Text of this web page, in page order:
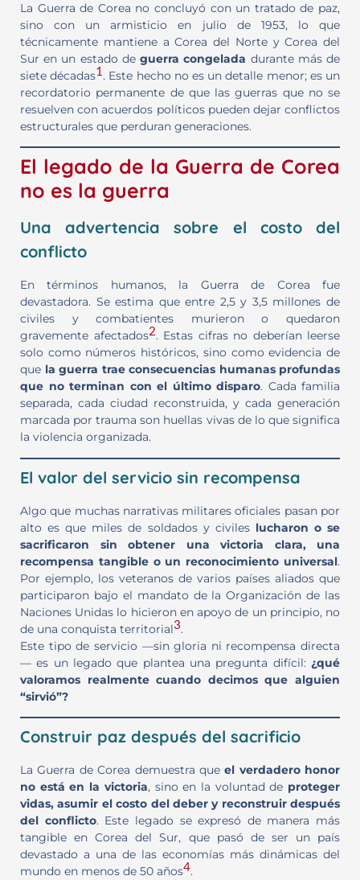
La Guerra de Corea no concluyó con un tratado de paz,
sino con un armisticio en julio de 1953, lo que
técnicamente mantiene a Corea del Norte y Corea del
Sur en un estado deguerra congelada durante más de
siete décadas1. Este hecho no es un detalle menor; es un
recordatorio permanente de que las guerras que no se
resuelven con acuerdos políticos pueden dejar conflictos
estructurales que perduran generaciones.
El legado de la Guerra de Corea
no es la guerra
Una advertencia sobre el costo del
conflicto
En términos humanos, la Guerra de Corea fue
devastadora. Se estima que entre 2,5 y 3,5 millones de
civiles y combatientes murieron o quedaron
gravemente afectados2. Estas cifras no deberían leerse
solo como números históricos, sino como evidencia de
que la guerra trae consecuencias humanas profundas
que no terminan con el último disparo. Cada familia
separada, cada ciudad reconstruida, y cada generación
marcada por trauma son huellas vivas de lo que significa
la violencia organizada.
El valor del servicio sin recompensa
Algo que muchas narrativas militares oficiales pasan por
alto es que miles de soldados y civiles lucharon o se
sacrificaron sin obtener una victoria clara, una
recompensa tangible o un reconocimiento universal.
Por ejemplo, los veteranos de varios países aliados que
participaron bajo el mandato de la Organización de las
Naciones Unidas lo hicieron en apoyo de un principio, no
de una conquista territorial3.
Este tipo de servicio —sin gloria ni recompensa directa
— es un legado que plantea una pregunta difícil: ¿qué
valoramos realmente cuando decimos que alguien
“sirvió”?
Construir paz después del sacrificio
La Guerra de Corea demuestra queel verdadero honor
no está en la victoria, sino en la voluntad de proteger
vidas, asumir el costo del deber y reconstruir después
del conflicto. Este legado se expresó de manera más
tangible en Corea del Sur, que pasó de ser un país
devastado a una de las economías más dinámicas del
mundo en menos de 50 años4.